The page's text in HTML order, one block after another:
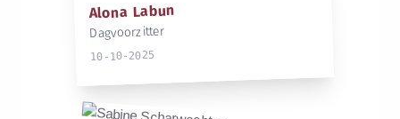
Alona Labun
Dagvoorzitter
10-10-2025